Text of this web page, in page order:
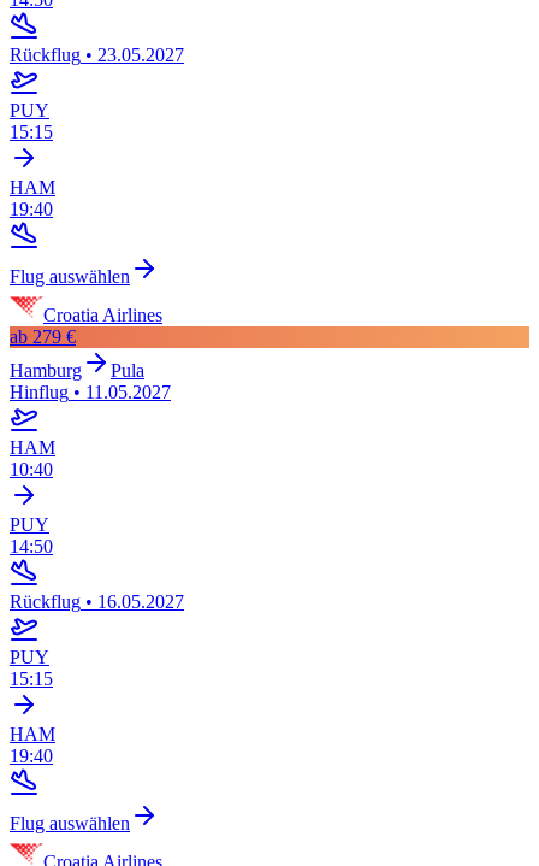
Rückflug • 23.05.2027
PUY
15:15
HAM
19:40
Flug auswählen
Croatia Airlines
ab 279 €
Hamburg
Pula
Hinflug • 11.05.2027
HAM
10:40
PUY
14:50
Rückflug • 16.05.2027
PUY
15:15
HAM
19:40
Flug auswählen
Croatia Airlines